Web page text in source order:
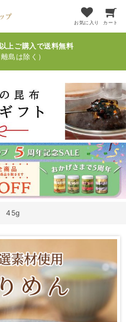
お気に入り カート
以上ご購入で送料無料
島は除く）
45g